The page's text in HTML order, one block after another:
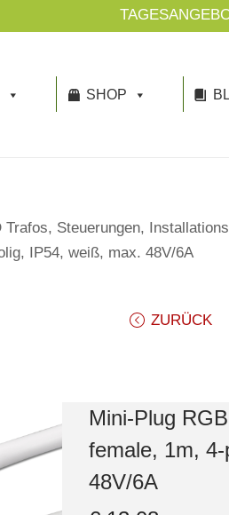
SHOP
Trafos, Steuerungen,
IP54, weiß, max. 48V/6A
ZURÜCK
Mini-Plug
female, 1m,
48V/6A